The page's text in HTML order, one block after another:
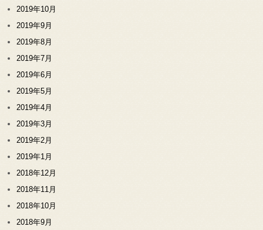
2019年10月
2019年9月
2019年8月
2019年7月
2019年6月
2019年5月
2019年4月
2019年3月
2019年2月
2019年1月
2018年12月
2018年11月
2018年10月
2018年9月